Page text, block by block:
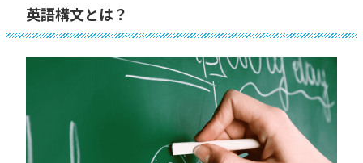
英語構文とは？